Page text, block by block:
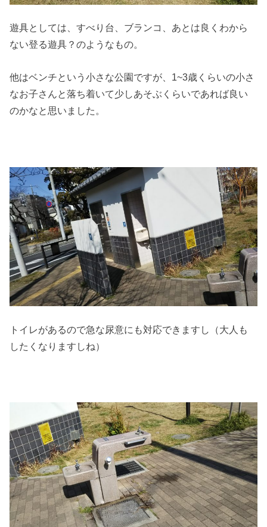
遊具としては、すべり台、ブランコ、あとは良くわから
ない登る遊具？のようなもの。
他はベンチという小さな公園ですが、1~3歳くらいの小さ
なお子さんと落ち着いて少しあそぶくらいであれば良い
のかなと思いました。
トイレがあるので急な尿意にも対応できますし（大人も
したくなりますしね）